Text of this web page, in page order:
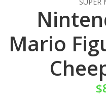
Mario